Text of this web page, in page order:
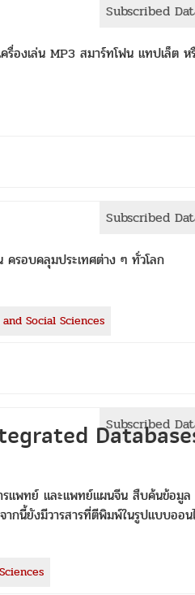
Subscribed
องเล่น MP3 สมาร์ทโฟน แทปเล็ต ห
Subscribed
ครอบคลุมประเทศต่าง ๆ ทั่วโลก
Social Sciences
Subscribed
รแพทย์ และแพทย์แผนจีน สืบค้นข้อมูล
นี้ยังมีวารสารที่ตีพิมพ์ในรูปแบบออน